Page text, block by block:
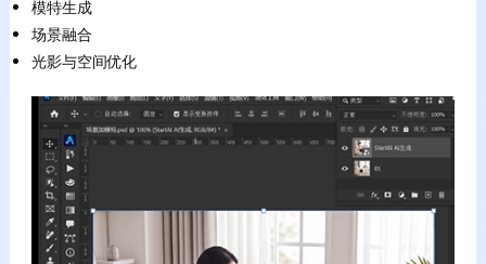
模特生成
场景融合
光影与空间优化